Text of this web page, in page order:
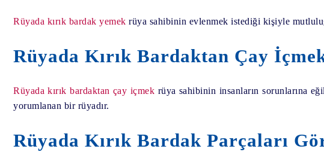
Rüyada kırık bardak yemek rüya sahibinin evlenmek istediği kişiyle
Rüyada Kırık Bardaktan Çay
Rüyada kırık bardaktan çay içmek rüya sahibinin insanların sorunlarına
yorumlanan bir rüyadır.
Rüyada Kırık Bardak Parçaları